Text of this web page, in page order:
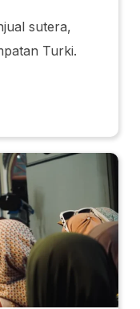
sutera,
Turki.